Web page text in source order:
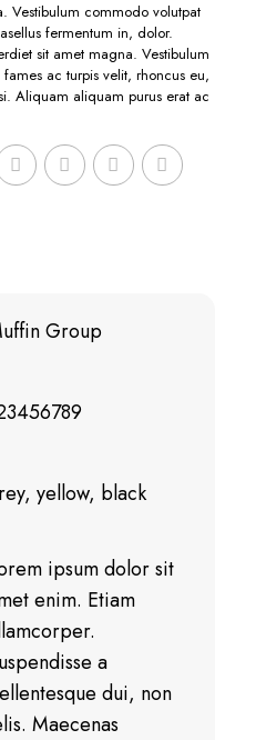
Vestibulum commodo volutpat
fermentum in, dolor.
sit amet magna. Vestibulum
ac turpis velit, rhoncus eu,
Aliquam aliquam purus erat ac
Group
yellow, black
ipsum dolor sit
enim. Etiam
a
dui, non
Maecenas